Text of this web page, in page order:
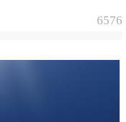
6576